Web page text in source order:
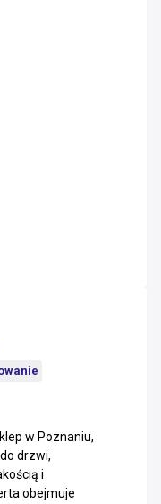
w Poznaniu,
drzwi,
i
obejmuje